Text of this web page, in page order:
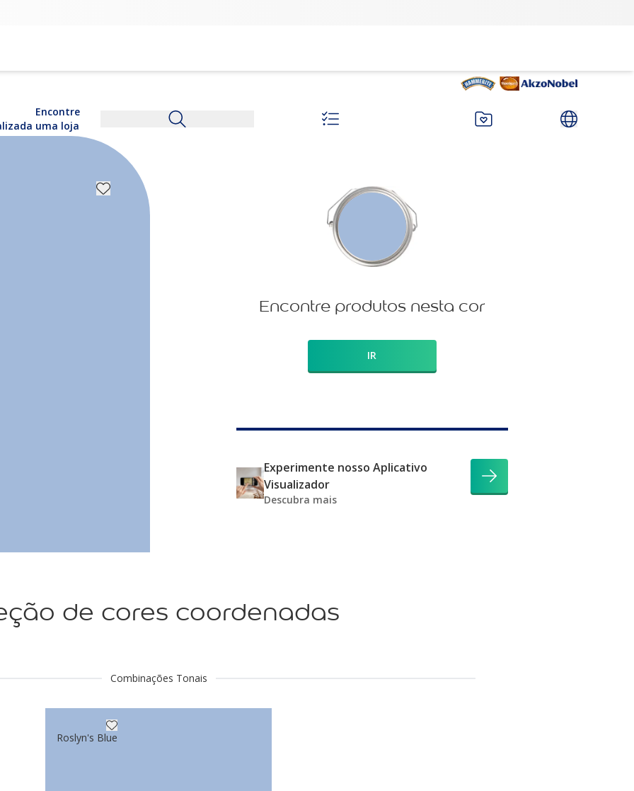
Encontre
uma loja
Encontre produtos nesta cor
IR
Experimente nosso Aplicativo
Visualizador
Descubra mais
de cores coordenadas
Combinações Tonais
Roslyn's Blue